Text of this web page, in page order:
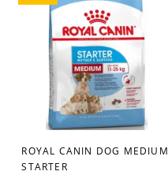
favorite_border
ROYAL CANIN DOG MEDIUM
STARTER